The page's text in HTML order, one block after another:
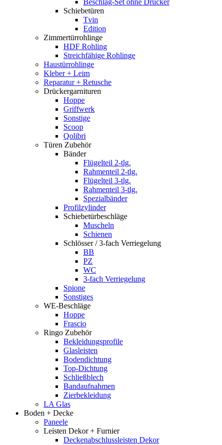
Beschlag-Set ohne Drücker
Schiebetüren
Tvin
Edition
Zimmertürrohlinge
HDF Rohling
Streichfähige Rohlinge
Haustürrohlinge
Kleber + Leim
Reparatur + Retusche
Drückergarnituren
Hoppe
Griffwerk
Sonstige
Scoop
Qolibri
Türen Zubehör
Bänder
Flügelteil 2-tlg.
Rahmenteil 2-tlg.
Flügelteil 3-tlg.
Rahmenteil 3-tlg.
Spezialbänder
Profilzylinder
Schiebetürbeschläge
Muscheln
Schienen
Schlösser / 3-fach Verriegelung
BB
PZ
WC
3-fach Verriegelung
Spione
Sonstiges
WE-Beschläge
Hoppe
Frascio
Ringo Zubehör
Bekleidungsprofile
Glasleisten
Bodendichtung
Top-Dichtung
Schließblech
Bandaufnahmen
Zierbekleidung
LA Glas
Boden + Decke
Paneele
Leisten Dekor + Furnier
Deckenabschlussleisten Dekor